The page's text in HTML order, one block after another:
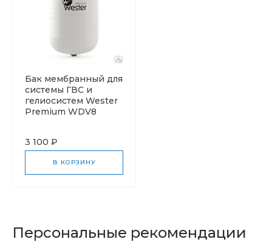
Бак мембранный для
системы ГВС и
гелиосистем Wester
Premium WDV8
3 100 ₽
В КОРЗИНУ
Персональные рекомендации